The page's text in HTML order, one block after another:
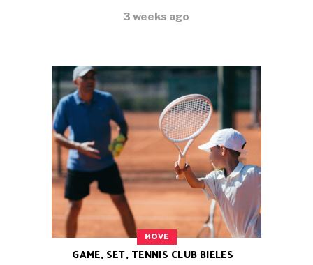
3 weeks ago
MOVE
GAME, SET, TENNIS CLUB BIELES